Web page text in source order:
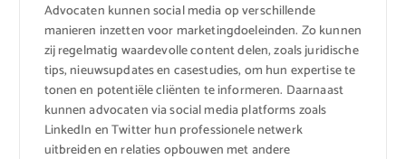
Advocaten kunnen social media op verschillende
manieren inzetten voor marketingdoeleinden. Zo kunnen
zij regelmatig waardevolle content delen, zoals juridische
tips, nieuwsupdates en casestudies, om hun expertise te
tonen en potentiële cliënten te informeren. Daarnaast
kunnen advocaten via social media platforms zoals
LinkedIn en Twitter hun professionele netwerk
uitbreiden en relaties opbouwen met andere